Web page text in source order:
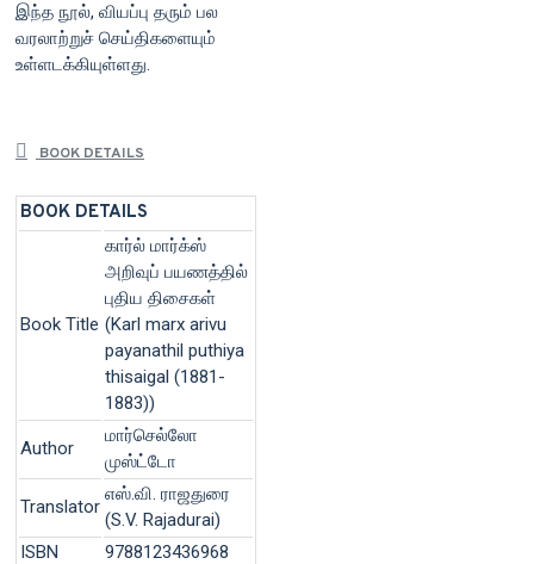
இந்த நூல், வியப்பு தரும் பல
வரலாற்றுச் செய்திகளையும்
உள்ளடக்கியுள்ளது.
BOOK DETAILS
BOOK DETAILS
Book Title
கார்ல் மார்க்ஸ்
அறிவுப் பயணத்தில்
புதிய திசைகள்
(Karl marx arivu
payanathil puthiya
thisaigal (1881-
1883))
Author
மார்செல்லோ
முஸ்ட்டோ
Translator
எஸ்.வி. ராஜதுரை
(S.V. Rajadurai)
ISBN
9788123436968